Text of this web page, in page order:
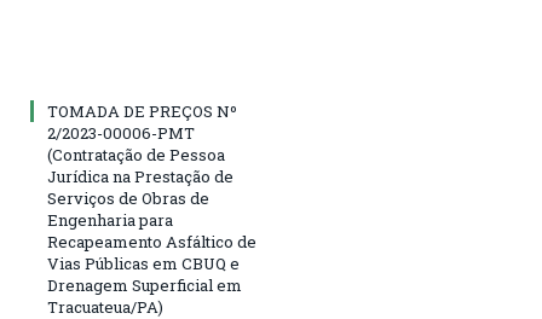
TOMADA DE PREÇOS Nº
2/2023-00006-PMT
(Contratação de Pessoa
Jurídica na Prestação de
Serviços de Obras de
Engenharia para
Recapeamento Asfáltico de
Vias Públicas em CBUQ e
Drenagem Superficial em
Tracuateua/PA)